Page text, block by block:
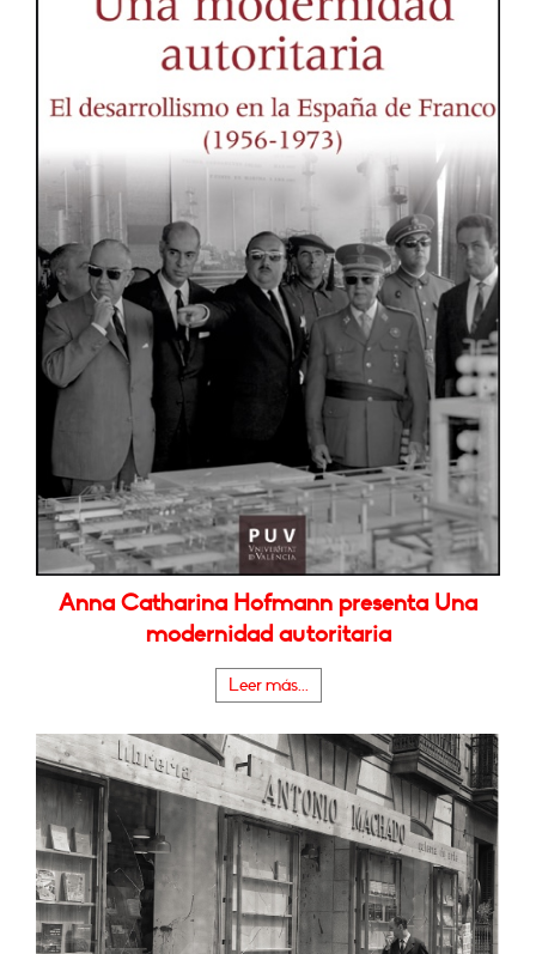
Anna Catharina Hofmann presenta Una
modernidad autoritaria
Leer más...